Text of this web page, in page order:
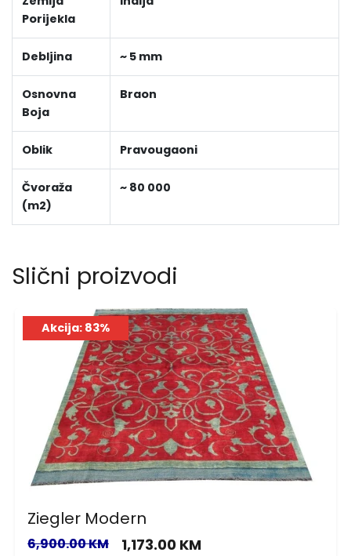
Porijekla
Debljina ~ 5 mm
Osnovna
Boja
Braon
Oblik Pravougaoni
Čvoraža
(m2)
~ 80 000
Slični proizvodi
Akcija: 83%
Ziegler Modern
6,900.00 KM 1,173.00 KM